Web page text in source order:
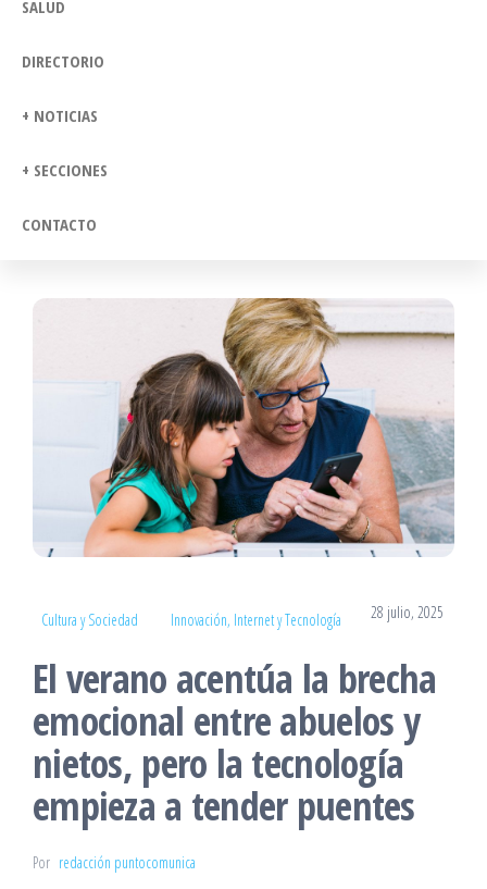
SALUD
DIRECTORIO
+ NOTICIAS
+ SECCIONES
CONTACTO
Cultura y Sociedad Innovación, Internet y Tecnología 28 julio, 2025
El verano acentúa la brecha
emocional entre abuelos y
nietos, pero la tecnología
empieza a tender puentes
Por redacción puntocomunica